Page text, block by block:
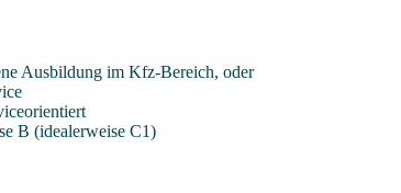
Ausbildung im Kfz-Bereich, oder
B (idealerweise C1)